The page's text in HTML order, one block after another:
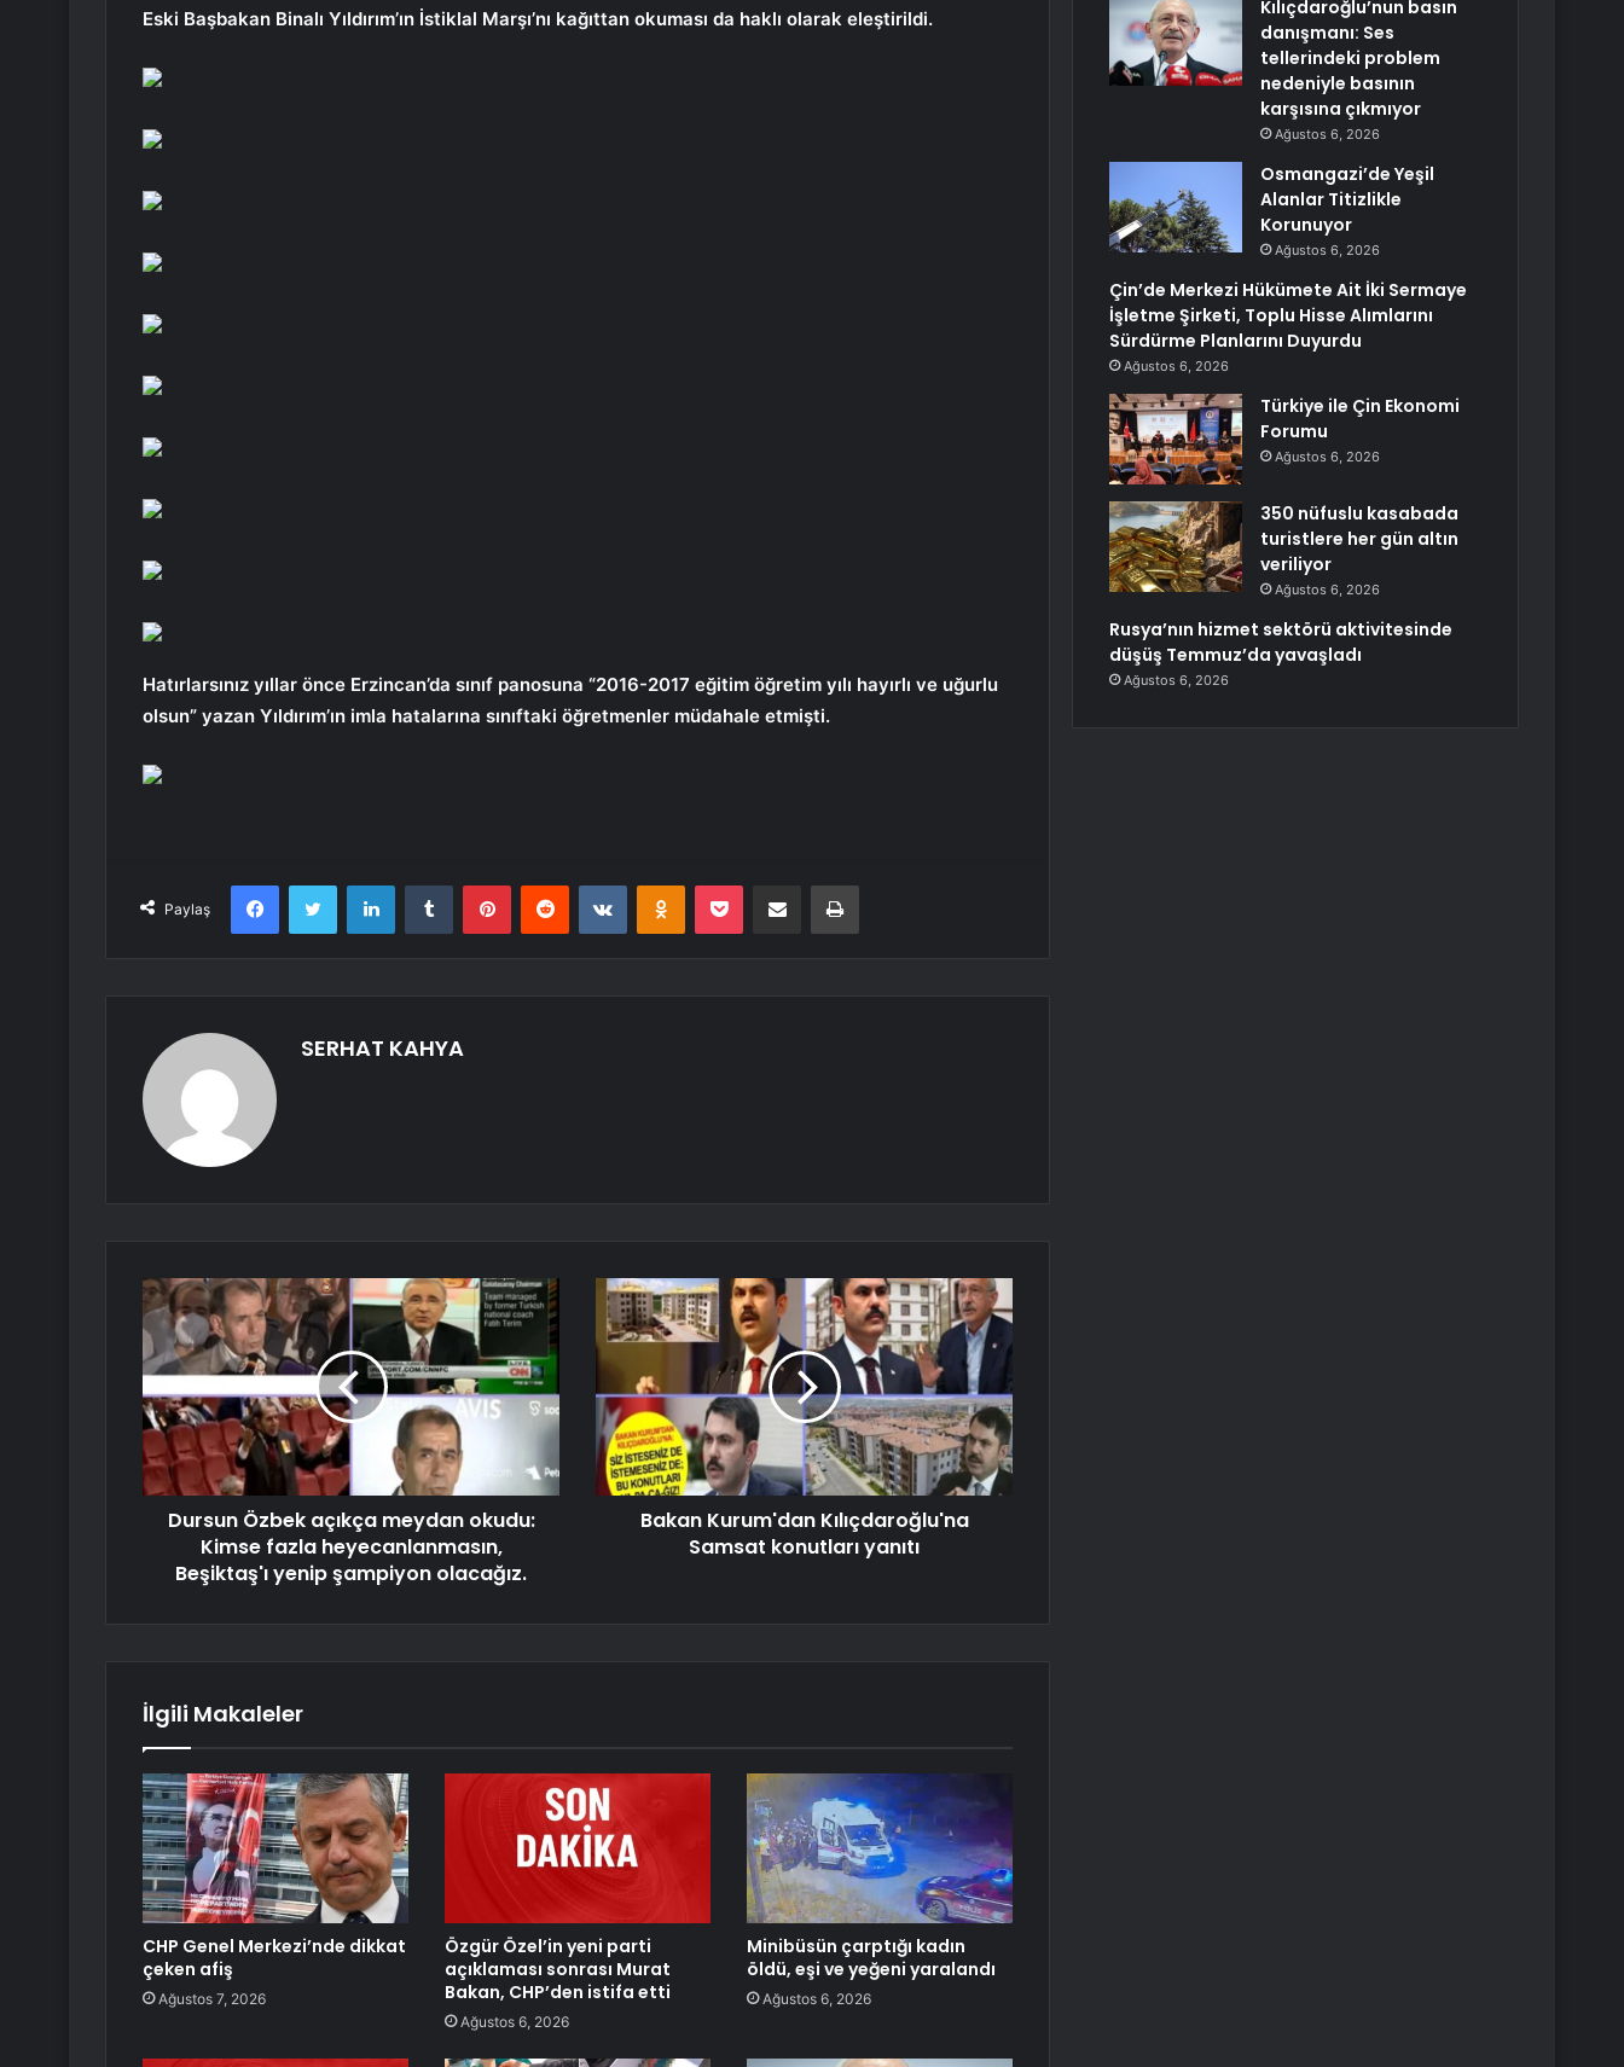
Eski Başbakan Binalı Yıldırım’ın İstiklal Marşı’nı kağıttan okuması da haklı olarak eleştirildi.
Hatırlarsınız yıllar önce Erzincan’da sınıf panosuna “2016-2017 eğitim öğretim yılı hayırlı ve uğurlu
olsun” yazan Yıldırım’ın imla hatalarına sınıftaki öğretmenler müdahale etmişti.
Paylaş
FacebookTwitter LinkedInTumblr PinterestReddit VKontakteOdnoklassniki
Pocket E-Posta ile paylaş Yazdır
SERHAT KAHYA
Dursun Özbek açıkça meydan okudu:
Kimse fazla heyecanlanmasın,
Beşiktaş'ı yenip şampiyon olacağız.
Bakan Kurum'dan Kılıçdaroğlu'na
Samsat konutları yanıtı
İlgili Makaleler
CHP Genel Merkezi’nde dikkat
çeken afiş
Ağustos 7, 2026
Özgür Özel’in yeni parti
açıklaması sonrası Murat
Bakan, CHP’den istifa etti
Ağustos 6, 2026
Minibüsün çarptığı kadın
öldü, eşi ve yeğeni yaralandı
Ağustos 6, 2026
Kılıçdaroğlu’nun basın
danışmanı: Ses
tellerindeki problem
nedeniyle basının
karşısına çıkmıyor
Ağustos 6, 2026
Osmangazi’de Yeşil
Alanlar Titizlikle
Korunuyor
Ağustos 6, 2026
Çin’de Merkezi Hükümete Ait İki Sermaye
İşletme Şirketi, Toplu Hisse Alımlarını
Sürdürme Planlarını Duyurdu
Ağustos 6, 2026
Türkiye ile Çin Ekonomi
Forumu
Ağustos 6, 2026
350 nüfuslu kasabada
turistlere her gün altın
veriliyor
Ağustos 6, 2026
Rusya’nın hizmet sektörü aktivitesinde
düşüş Temmuz’da yavaşladı
Ağustos 6, 2026